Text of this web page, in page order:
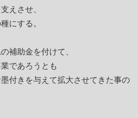
えさせ、
にする。
補助金を付けて、
であろうとも
付きを与えて拡大させてきた事の